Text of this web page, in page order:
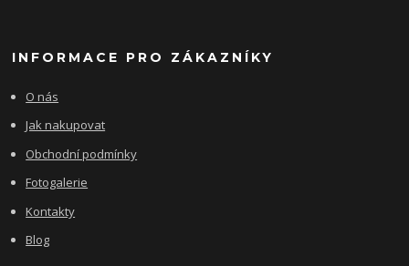
INFORMACE PRO ZÁKAZNÍKY
O nás
Jak nakupovat
Obchodní podmínky
Fotogalerie
Kontakty
Blog